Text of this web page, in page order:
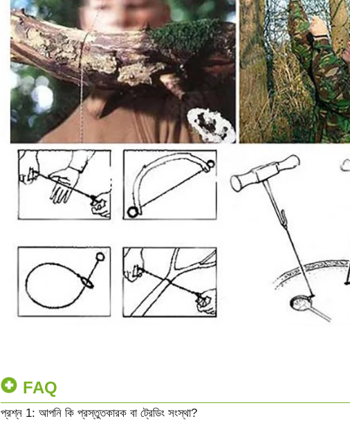
FAQ
প্রশ্ন 1: আপনি কি প্রস্তুতকারক বা ট্রেডিং সংস্থা?